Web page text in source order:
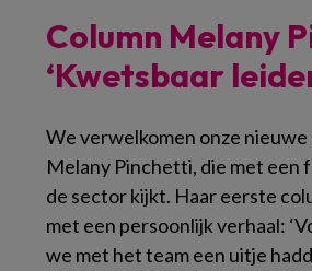
Column Melany
‘Kwetsbaar
We verwelkomen onze
Melany Pinchetti, die met een
de sector kijkt. Haar eerste
met een persoonlijk verhaal:
we met het team een uitje